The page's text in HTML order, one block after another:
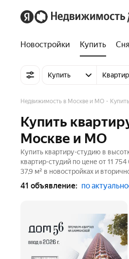
Новостройки Купить
Купить
Недвижимость в Москве и МО Купить
Купить
Москве и МО
Купить квартиру-студию в
квартир-студий по цене от 11
37,9 м² в новостройках и
41 объявление: по